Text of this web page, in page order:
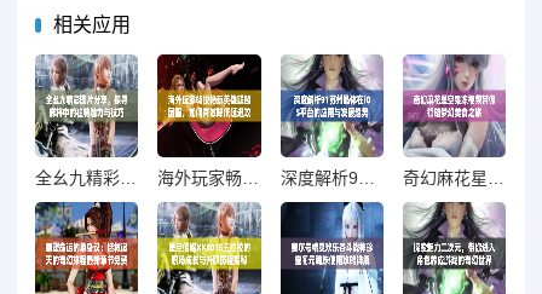
相关应用